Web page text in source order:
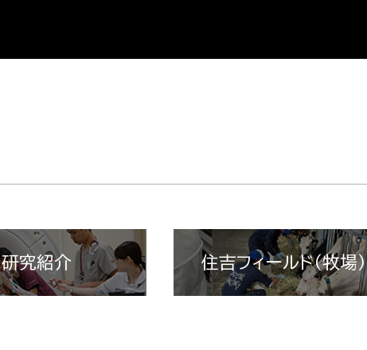
研究紹介 住吉フィールド（牧場）